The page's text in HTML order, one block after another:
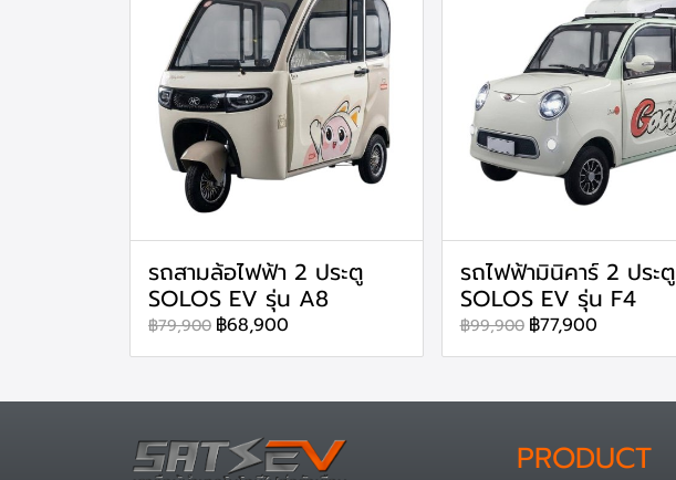
รถสามล้อไฟฟ้า 2 ประตู
SOLOS EV รุ่น A8
฿79,900 ฿68,900
รถไฟฟ้ามินิคาร์ 2 ประตู
SOLOS EV รุ่น F4
฿99,900 ฿77,900
PRODUCT